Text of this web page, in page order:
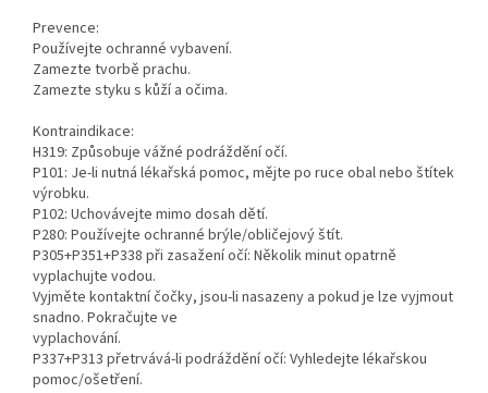
Prevence:
Používejte ochranné vybavení.
Zamezte tvorbě prachu.
Zamezte styku s kůží a očima.
Kontraindikace:
H319: Způsobuje vážné podráždění očí.
P101: Je-li nutná lékařská pomoc, mějte po ruce obal nebo štítek
výrobku.
P102: Uchovávejte mimo dosah dětí.
P280: Používejte ochranné brýle/obličejový štít.
P305+P351+P338 při zasažení očí: Několik minut opatrně
vyplachujte vodou.
Vyjměte kontaktní čočky, jsou-li nasazeny a pokud je lze vyjmout
snadno. Pokračujte ve
vyplachování.
P337+P313 přetrvává-li podráždění očí: Vyhledejte lékařskou
pomoc/ošetření.